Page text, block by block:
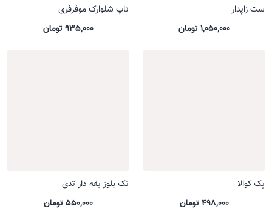
ست زاپدار
1,050,000 تومان
تاپ شلوارک موفرفری
935,000 تومان
پک کوالا
498,000 تومان
تک بلوز یقه دار تدی
550,000 تومان